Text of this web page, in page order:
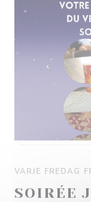
VARJE FREDAG
SOIRÉE